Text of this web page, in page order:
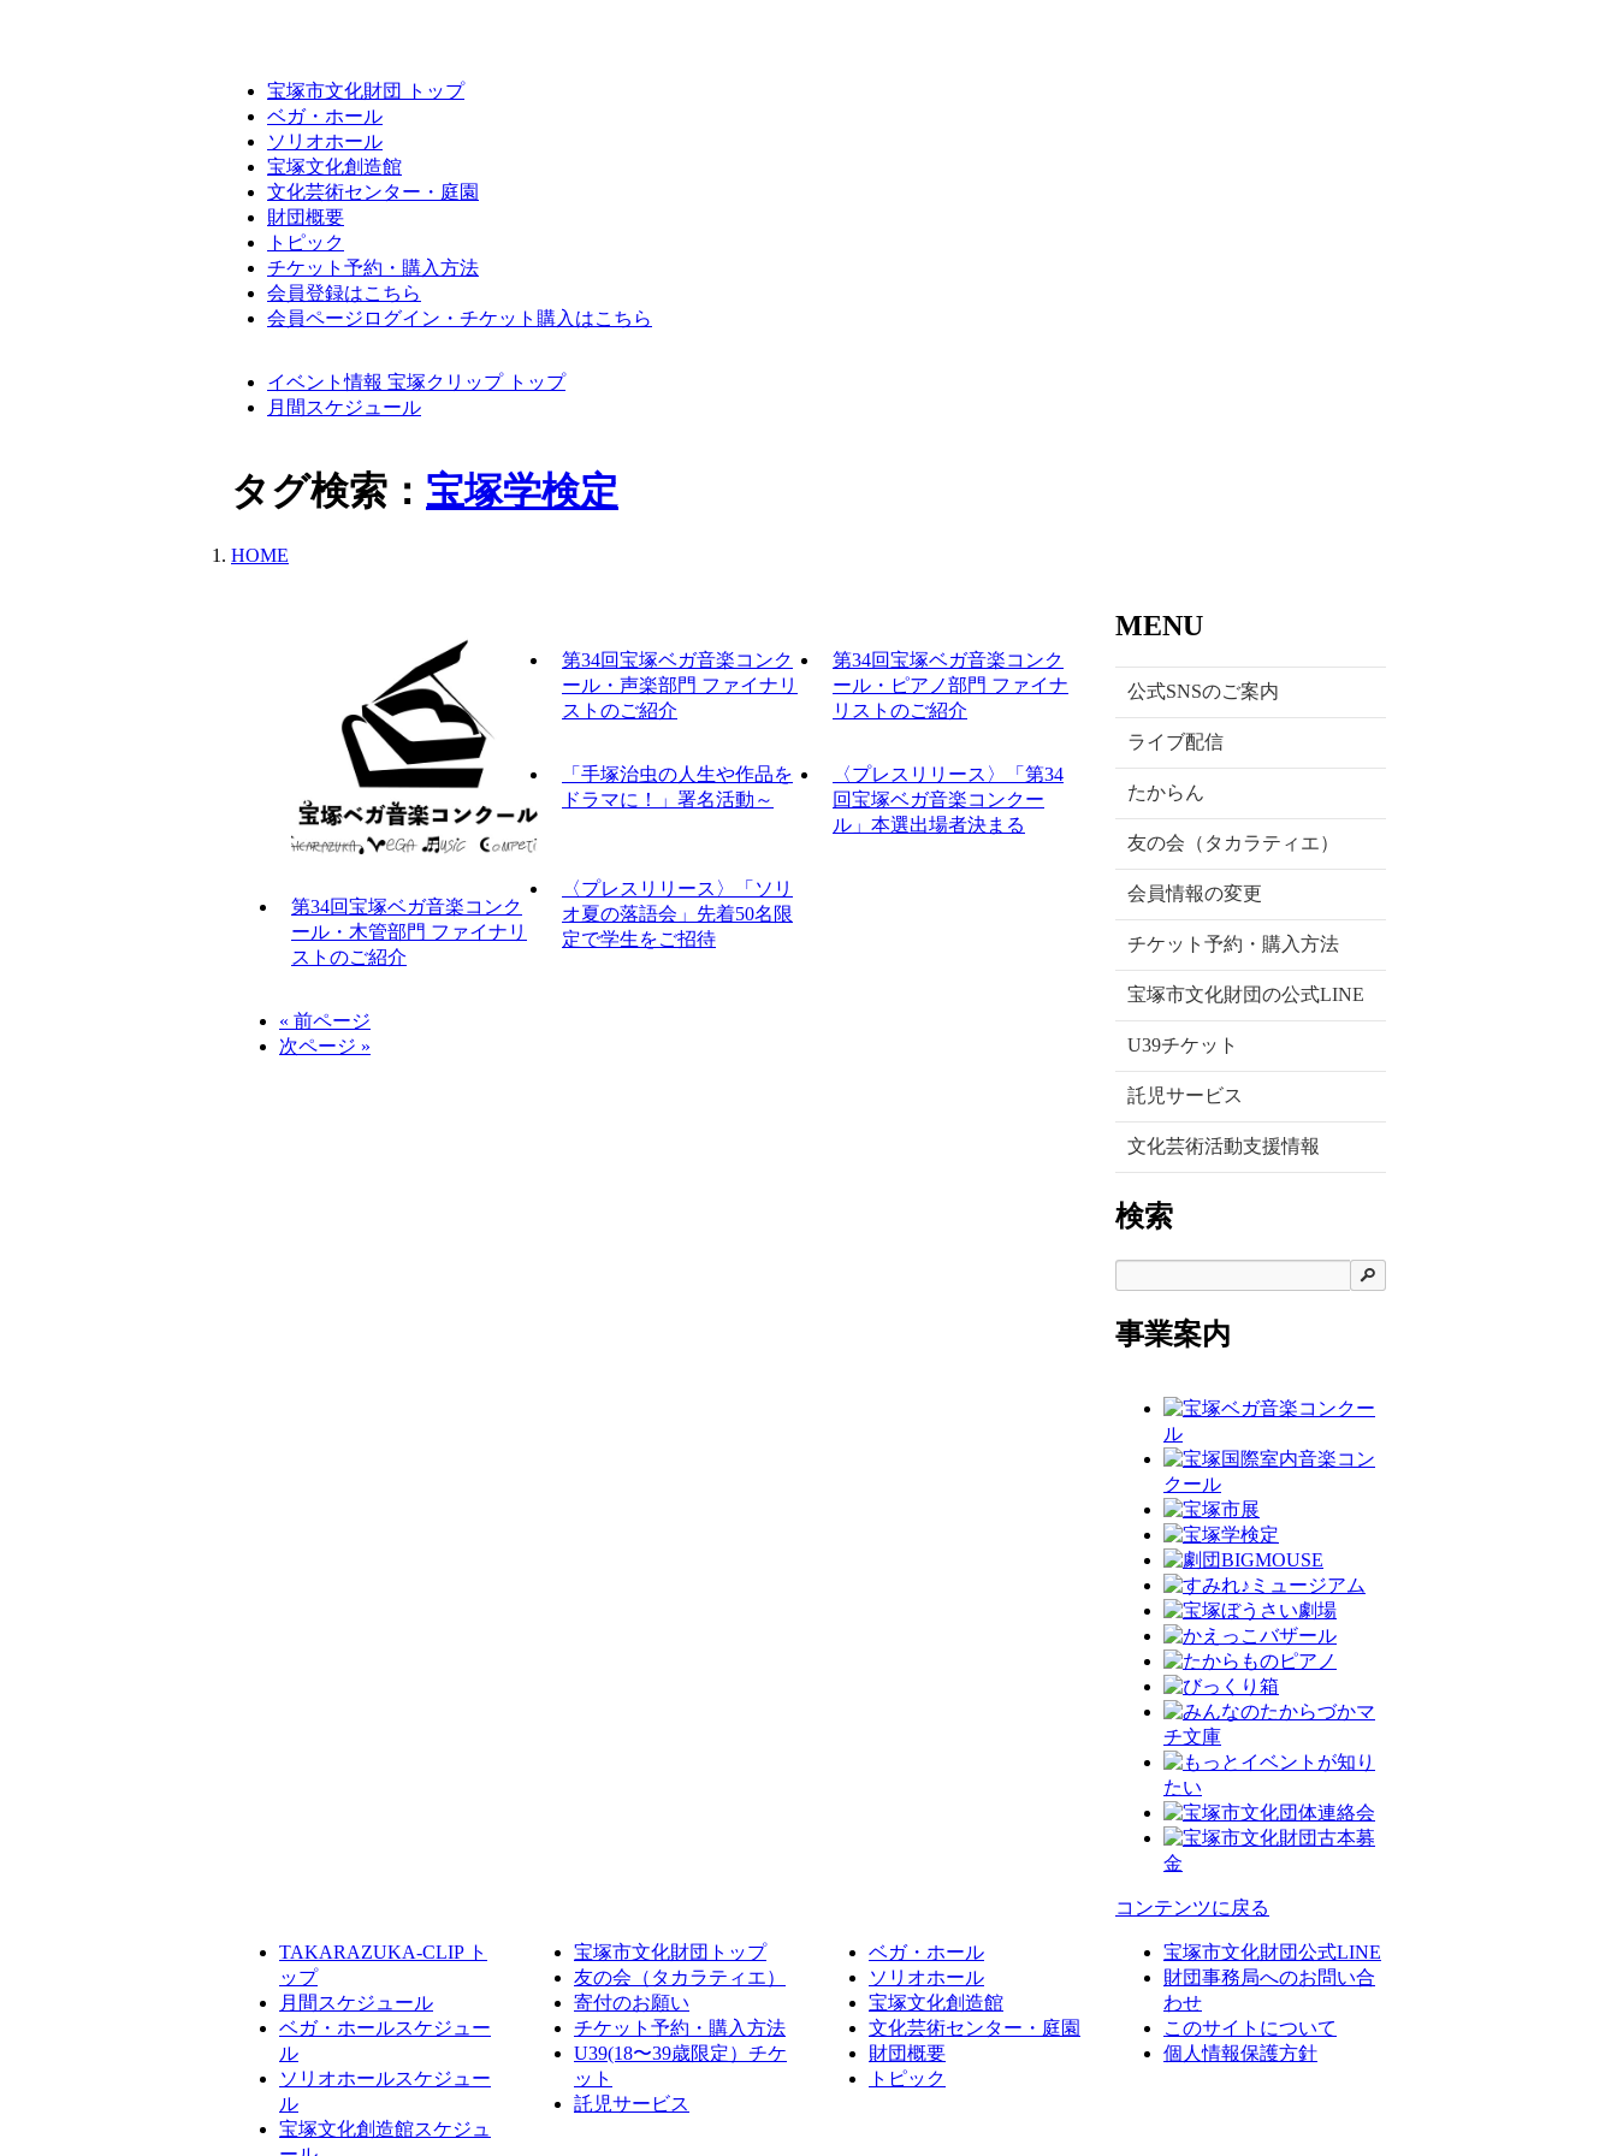
宝塚市文化財団 トップ
ベガ・ホール
ソリオホール
宝塚文化創造館
文化芸術センター・庭園
財団概要
トピック
チケット予約・購入方法
会員登録はこちら
会員ページログイン・チケット購入はこちら
イベント情報 宝塚クリップ トップ
月間スケジュール
タグ検索： 宝塚学検定
HOME
第34回宝塚ベガ音楽コンク
ール・木管部門 ファイナリ
ストのご紹介
第34回宝塚ベガ音楽コンク
ール・声楽部門 ファイナリ
ストのご紹介
第34回宝塚ベガ音楽コンク
ール・ピアノ部門 ファイナ
リストのご紹介
「手塚治虫の人生や作品を
ドラマに！」署名活動～
〈プレスリリース〉「第34
回宝塚ベガ音楽コンクー
ル」本選出場者決まる
〈プレスリリース〉「ソリ
オ夏の落語会」先着50名限
定で学生をご招待
« 前ページ
次ページ »
MENU
公式SNSのご案内
ライブ配信
たからん
友の会（タカラティエ）
会員情報の変更
チケット予約・購入方法
宝塚市文化財団の公式LINE
U39チケット
託児サービス
文化芸術活動支援情報
検索
検索
事業案内
コンテンツに戻る
TAKARAZUKA-CLIP ト
ップ
月間スケジュール
ベガ・ホールスケジュー
ル
ソリオホールスケジュー
ル
宝塚文化創造館スケジュ
宝塚市文化財団トップ
友の会（タカラティエ）
寄付のお願い
チケット予約・購入方法
U39(18〜39歳限定）チケ
ット
託児サービス
ベガ・ホール
ソリオホール
宝塚文化創造館
文化芸術センター・庭園
財団概要
トピック
宝塚市文化財団公式LINE
財団事務局へのお問い合
わせ
このサイトについて
個人情報保護方針